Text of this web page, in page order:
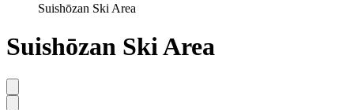
Suishōzan Ski Area
Suishōzan Ski Area